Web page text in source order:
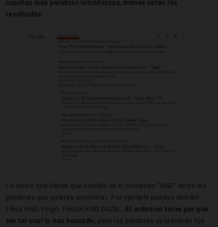
cuantas más palabras introduzcas, menos serán los
resultados.
Lo único que tienes que escribir es el comando “AND” entre las
palabras que quieras encontrar. Por ejemplo puedes escribir
Fibra AND Yoigo, Fútbol AND DAZN… El orden no tiene por qué
ser tal cual lo has buscado , pero las palabras aparecerán fijo